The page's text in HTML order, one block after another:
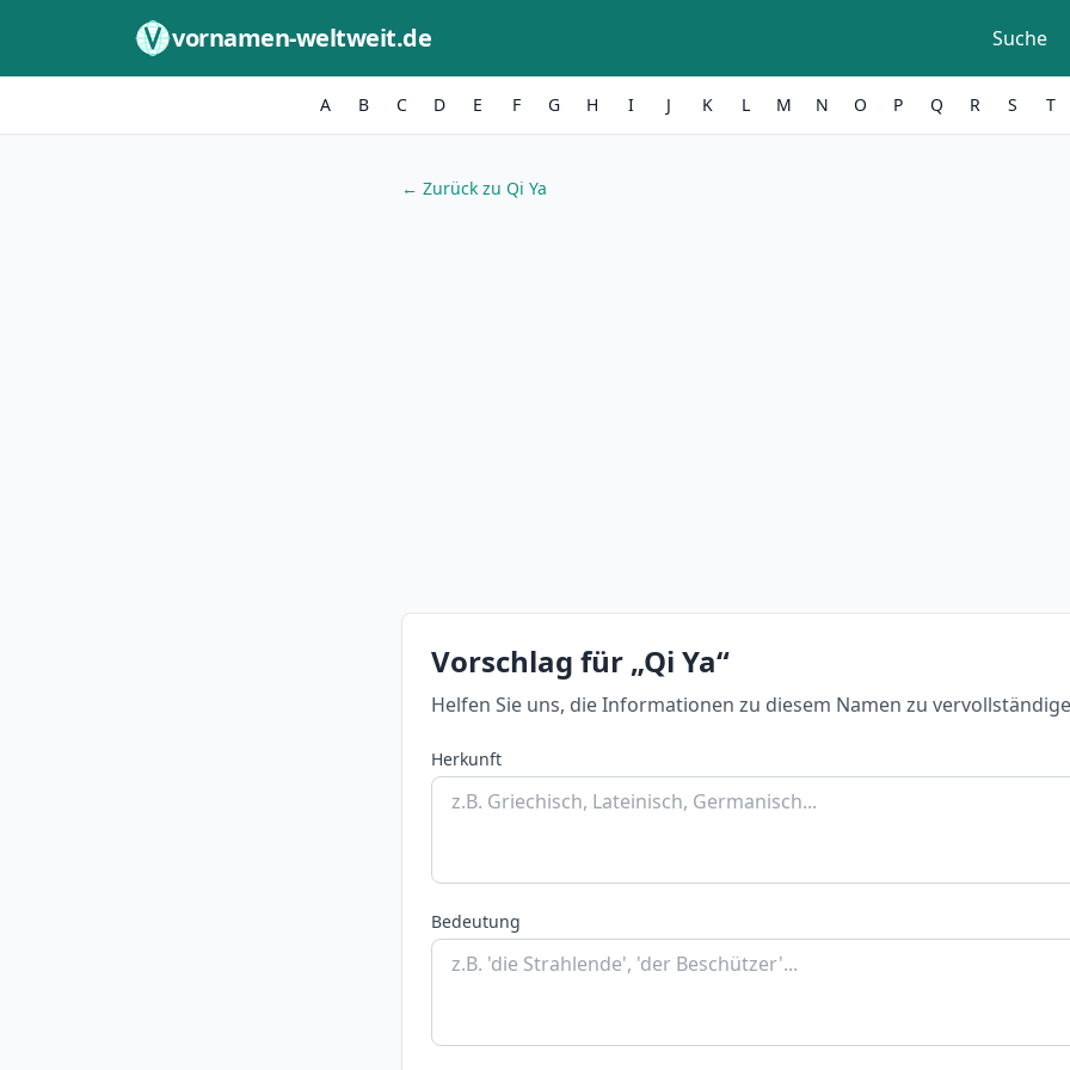
vornamen-weltweit.de Suche
A B C D E F G H I J K L M N O P Q R S T
← Zurück zu Qi Ya
Vorschlag für „Qi Ya“
Helfen Sie uns, die Informationen zu diesem Namen zu
Herkunft
Bedeutung